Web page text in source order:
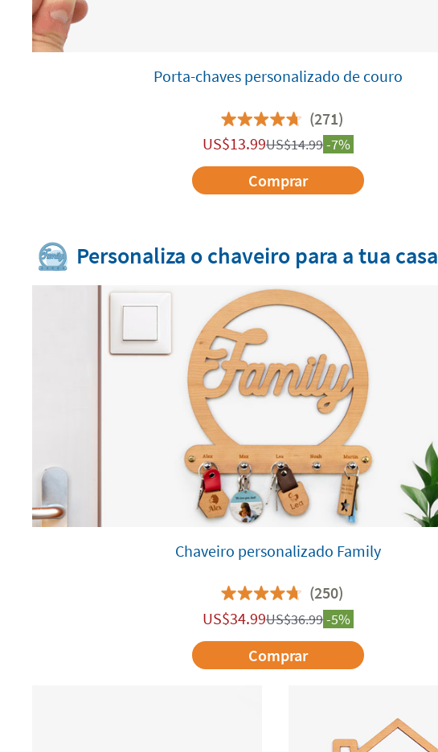
Porta-chaves personalizado de couro
(271)
US$13.99US$14.99-7%
Comprar
Personaliza o chaveiro para a tua casa
Chaveiro personalizado Family
(250)
US$34.99US$36.99-5%
Comprar